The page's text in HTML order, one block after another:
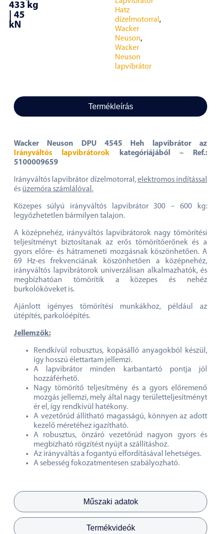
433 kg
| 45
kN
Hatz
dízelmotorral ,
Wacker
Neuson,
Wacker
Neuson
lapvibrátor
Termékleírás
Műszaki adatok
Termékvideók
Wacker Neuson DPU 4545 Heh lapvibrátor az
Irányváltós lapvibrátorok kategóriájából – Ref.:
5100009659
Irányváltós lapvibrátor dízelmotorral,elektromos indítással
és üzemóra számlálóval.
Közepes súlyú irányváltós lapvibrátor 300 – 600 kg:
legyőzhetetlen bármilyen talajon.
A középnehéz, irányváltós lapvibrátorok nagy tömörítési
teljesítményt biztosítanak az erős tömörítőerőnek és a
gyors előre- és hátrameneti mozgásnak köszönhetően. A
69 Hz-es frekvenciának köszönhetően a középnehéz,
irányváltós lapvibrátorok univerzálisan alkalmazhatók, és
megbízhatóan tömörítik a közepes és nehéz
burkolóköveket is.
Ajánlott igényes tömörítési munkákhoz, például az
útépítés, parkolóépítés.
Jellemzők:
Rendkívül robusztus, kopásálló anyagokból készül,
így hosszú élettartam jellemzi.
A lapvibrátor minden karbantartó pontja jól
hozzáférhető.
Nagy tömörítő teljesítmény és a gyors előremenő
mozgás jellemzi, mely által nagy területteljesítményt
ér el, így rendkívül hatékony.
A vezetőrúd állítható magasságú, könnyen az adott
kezelő méretéhez igazítható.
A robusztus, önzáró vezetőrúd nagyon gyors és
megbízható rögzítést nyújt a szállításhoz.
Az irányváltás a fogantyú elfordításával lehetséges.
A sebesség fokozatmentesen szabályozható.